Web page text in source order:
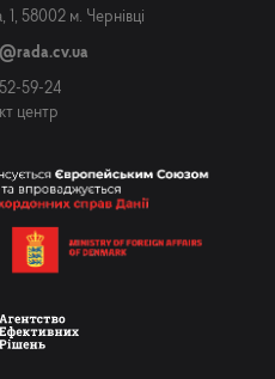
58002 м. Чернівці
59-24
центр